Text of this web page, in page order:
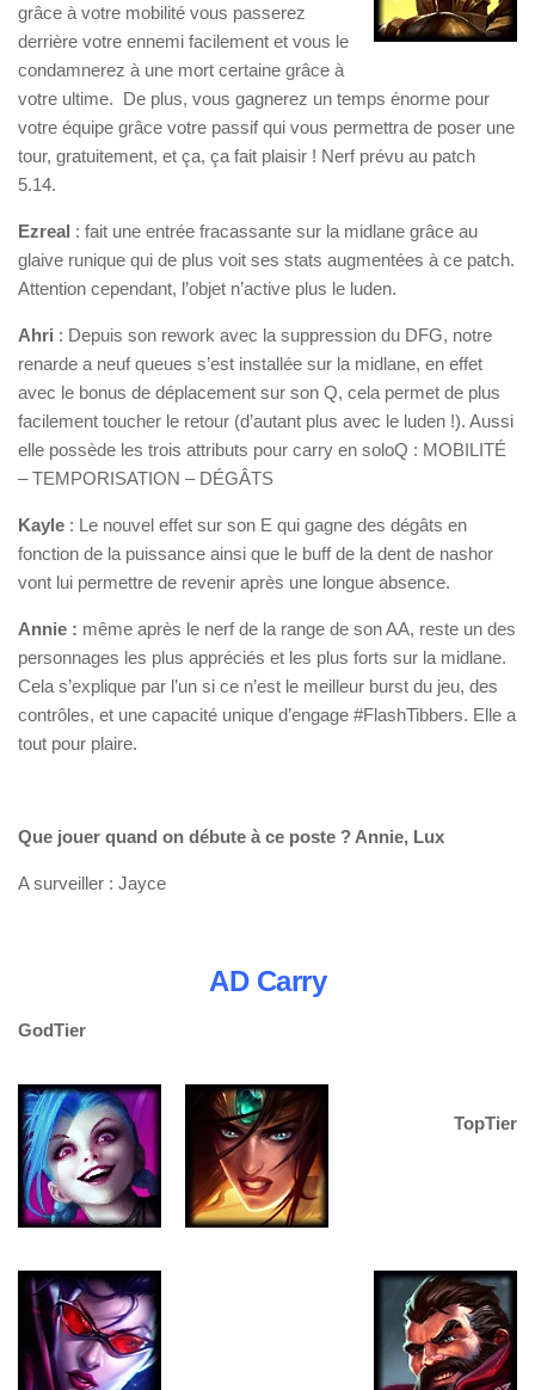
grâce à votre mobilité vous passerez
derrière votre ennemi facilement et vous le
condamnerez à une mort certaine grâce à
votre ultime. De plus, vous gagnerez un temps énorme pour
votre équipe grâce votre passif qui vous permettra de poser une
tour, gratuitement, et ça, ça fait plaisir ! Nerf prévu au patch
5.14.
Ezreal : fait une entrée fracassante sur la midlane grâce au
glaive runique qui de plus voit ses stats augmentées à ce patch.
Attention cependant, l’objet n’active plus le luden.
Ahri : Depuis son rework avec la suppression du DFG, notre
renarde a neuf queues s’est installée sur la midlane, en effet
avec le bonus de déplacement sur son Q, cela permet de plus
facilement toucher le retour (d’autant plus avec le luden !). Aussi
elle possède les trois attributs pour carry en soloQ : MOBILITÉ
– TEMPORISATION – DÉGÂTS
Kayle : Le nouvel effet sur son E qui gagne des dégâts en
fonction de la puissance ainsi que le buff de la dent de nashor
vont lui permettre de revenir après une longue absence.
Annie : même après le nerf de la range de son AA, reste un des
personnages les plus appréciés et les plus forts sur la midlane.
Cela s’explique par l’un si ce n’est le meilleur burst du jeu, des
contrôles, et une capacité unique d’engage #FlashTibbers. Elle a
tout pour plaire.
Que jouer quand on débute à ce poste ? Annie, Lux
A surveiller : Jayce
AD Carry
GodTier
TopTier